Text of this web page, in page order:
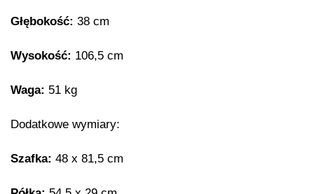
Głębokość: 38 cm
Wysokość: 106,5 cm
Waga: 51 kg
Dodatkowe wymiary:
Szafka: 48 x 81,5 cm